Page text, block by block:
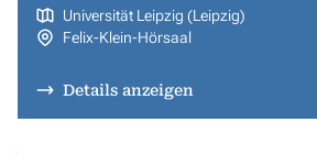
Universität Leipzig (Leipzig)
Felix-Klein-Hörsaal
Details anzeigen